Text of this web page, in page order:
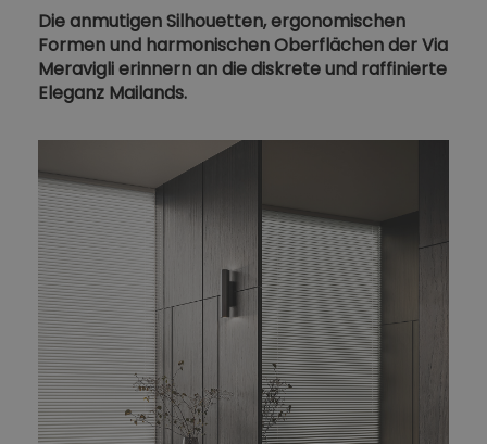
Die anmutigen Silhouetten, ergonomischen
Formen und harmonischen Oberflächen der Via
Meravigli erinnern an die diskrete und raffinierte
Eleganz Mailands.